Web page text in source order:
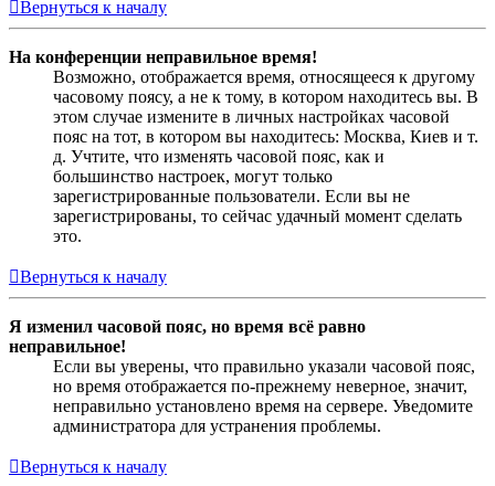
Вернуться к началу
На конференции неправильное время!
Возможно, отображается время, относящееся к другому
часовому поясу, а не к тому, в котором находитесь вы. В
этом случае измените в личных настройках часовой
пояс на тот, в котором вы находитесь: Москва, Киев и т.
д. Учтите, что изменять часовой пояс, как и
большинство настроек, могут только
зарегистрированные пользователи. Если вы не
зарегистрированы, то сейчас удачный момент сделать
это.
Вернуться к началу
Я изменил часовой пояс, но время всё равно
неправильное!
Если вы уверены, что правильно указали часовой пояс,
но время отображается по-прежнему неверное, значит,
неправильно установлено время на сервере. Уведомите
администратора для устранения проблемы.
Вернуться к началу